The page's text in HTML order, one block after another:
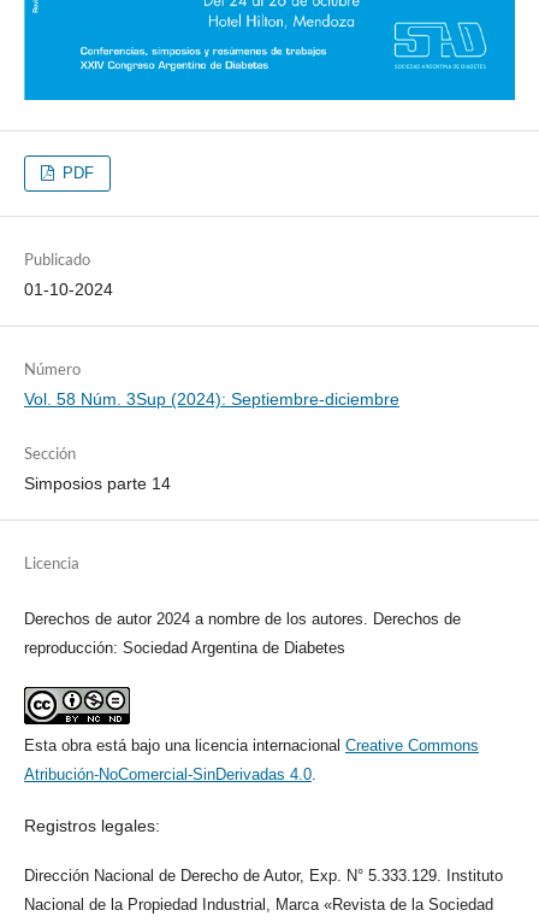
PDF
Publicado
01-10-2024
Número
Vol. 58 Núm. 3Sup (2024): Septiembre-diciembre
Sección
Simposios parte 14
Licencia
Derechos de autor 2024 a nombre de los autores. Derechos de
reproducción: Sociedad Argentina de Diabetes
Esta obra está bajo una licencia internacional Creative Commons
Atribución-NoComercial-SinDerivadas 4.0.
Registros legales:
Dirección Nacional de Derecho de Autor, Exp. N° 5.333.129. Instituto
Nacional de la Propiedad Industrial, Marca «Revista de la Sociedad